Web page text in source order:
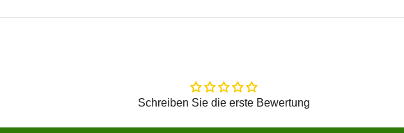
Schreiben Sie die erste Bewertung